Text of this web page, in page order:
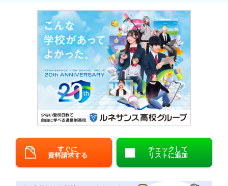
エリアを選択して探す
北海道・東北
北陸・甲信越
中国
九州・沖縄
閉じる
すぐに
資料請求する
チェックして
リストに追加